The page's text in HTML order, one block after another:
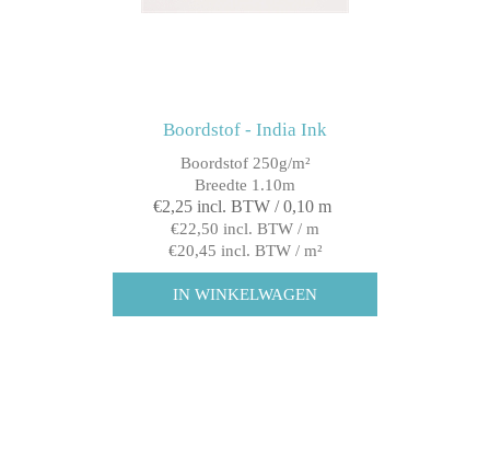
Boordstof - India Ink
Boordstof 250g/m²
Breedte 1.10m
€2,25 incl. BTW / 0,10 m
€22,50 incl. BTW / m
€20,45 incl. BTW / m²